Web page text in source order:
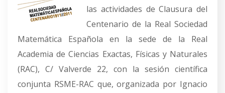
las actividades de Clausura del
Centenario de la Real Sociedad
Matemática Española en la sede de la Real
Academia de Ciencias Exactas, Físicas y Naturales
(RAC), C/ Valverde 22, con la sesión científica
conjunta RSME-RAC que, organizada por Ignacio